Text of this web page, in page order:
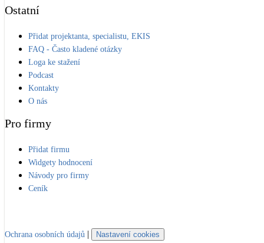
Ostatní
Přidat projektanta, specialistu, EKIS
FAQ - Často kladené otázky
Loga ke stažení
Podcast
Kontakty
O nás
Pro firmy
Přidat firmu
Widgety hodnocení
Návody pro firmy
Ceník
Ochrana osobních údajů |
Nastavení cookies